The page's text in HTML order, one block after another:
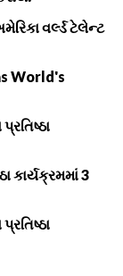
વર્લ્ડ ટેલેન્ટ
World's
કાર્યક્રમમાં 3